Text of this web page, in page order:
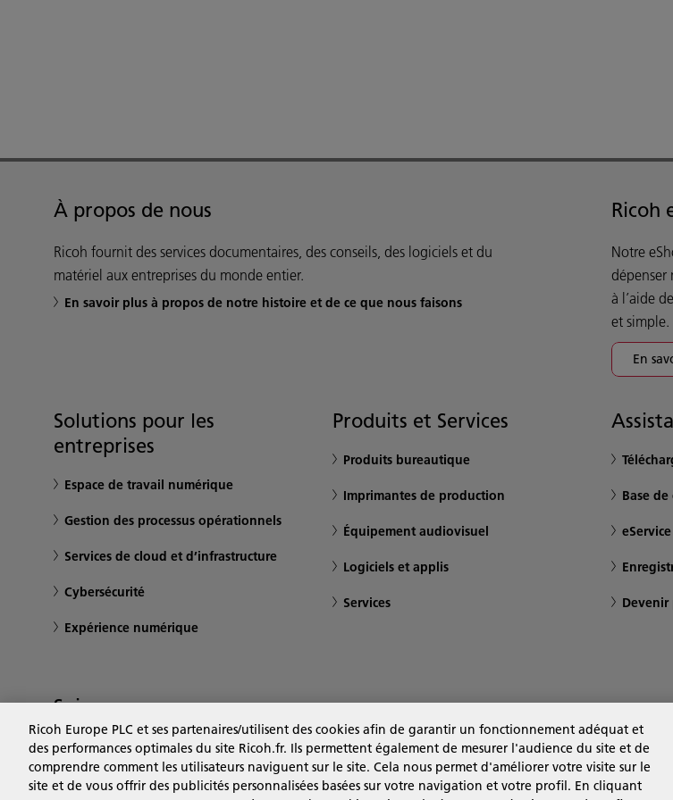
À propos de nous
Ricoh fournit des services documentaires, des conseils, des logiciels et du
matériel aux entreprises du monde entier.
En savoir plus à propos de notre histoire et de ce que nous faisons
Ricoh
Notre
dépenser
à l’aide
et simple.
En
Solutions pour les
entreprises
Espace de travail numérique
Gestion des processus opérationnels
Services de cloud et d’infrastructure
Cybersécurité
Expérience numérique
Produits et Services
Produits bureautique
Imprimantes de production
Équipement audiovisuel
Logiciels et applis
Services
Base de
eService
Devenir
Suivez-nous
Ricoh Europe PLC et ses partenaires/utilisent des cookies afin de garantir un fonctionnement adéquat et
des performances optimales du site Ricoh.fr. Ils permettent également de mesurer l'audience du site et de
comprendre comment les utilisateurs naviguent sur le site. Cela nous permet d'améliorer votre visite sur le
site et de vous offrir des publicités personnalisées basées sur votre navigation et votre profil. En cliquant